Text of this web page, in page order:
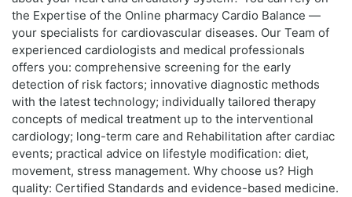
the Expertise of the Online pharmacy Cardio Balance —
your specialists for cardiovascular diseases. Our Team of
experienced cardiologists and medical professionals
offers you: comprehensive screening for the early
detection of risk factors; innovative diagnostic methods
with the latest technology; individually tailored therapy
concepts of medical treatment up to the interventional
cardiology; long-term care and Rehabilitation after cardiac
events; practical advice on lifestyle modification: diet,
movement, stress management. Why choose us? High
quality: Certified Standards and evidence-based medicine.